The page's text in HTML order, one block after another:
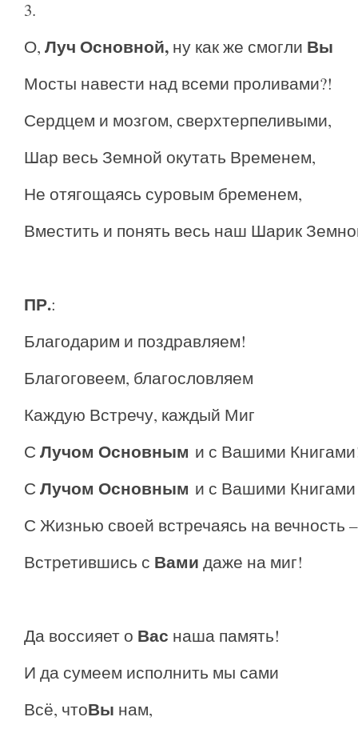
3.
О, Луч Основной, ну как же смогли Вы
Мосты навести над всеми проливами?!
Сердцем и мозгом, сверхтерпеливыми,
Шар весь Земной окутать Временем,
Не отягощаясь суровым бременем,
Вместить и понять весь наш Шарик
ПР.:
Благодарим и поздравляем!
Благоговеем, благословляем
Каждую Встречу, каждый Миг
С Лучом Основным и с Вашими
С Лучом Основным и с Вашими Книгами
С Жизнью своей встречаясь на вечность –
Встретившись с Вами даже на миг!
Да воссияет о Вас наша память!
И да сумеем исполнить мы сами
Всё, чтоВы нам,